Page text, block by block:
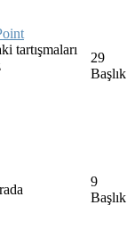
tartışmaları
29
Başlık
9
Başlık